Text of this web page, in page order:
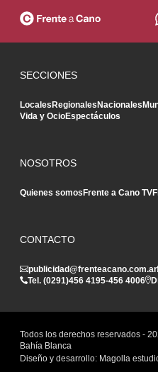
SECCIONES
Locales Regionales Nacionales
Vida y OcioEspectáculos
NOSOTROS
Quienes somos Frente a Cano TV
CONTACTO
publicidad@frenteacano.com.ar
Tel. (0291)456 4195-456 4006
Todos los derechos reservados -
Bahía Blanca
Diseño y desarrollo: Magolla